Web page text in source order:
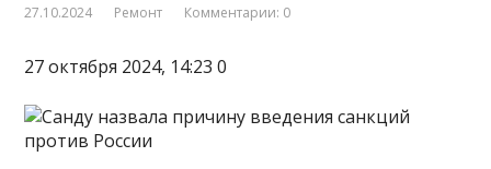
27.10.2024 Ремонт Комментарии: 0
27 октября 2024, 14:23 0